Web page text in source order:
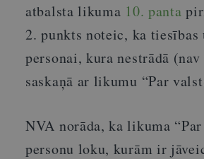
atbalsta likuma 10. panta
2. punkts noteic, ka tiesības
personai, kura nestrādā
saskaņā ar likumu “Par
NVA norāda, ka likuma
personu loku, kurām ir